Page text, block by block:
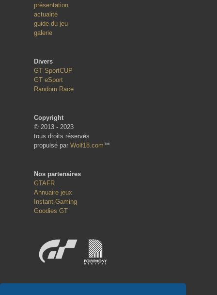
présentation
actualité
guide du jeu
galerie
Divers
GT SportCUP
GT eSport
Random Race
Copyright
© 2013 - 2023
tous droits réservés
propulsé par Wolf18.com™
Nos partenaires
GTAFR
Annuaire jeux
Instant-Gaming
Goodies GT